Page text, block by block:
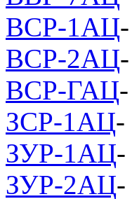
ВСР-1АЦ-
ВСР-2АЦ-
ВСР-ГАЦ-
ЗСР-1АЦ-
ЗУР-1АЦ-
ЗУР-2АЦ-